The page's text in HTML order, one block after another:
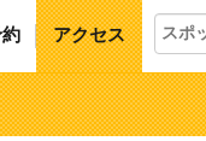
アクセス